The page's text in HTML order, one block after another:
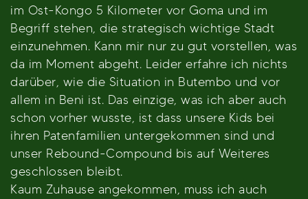
im Ost-Kongo 5 Kilometer vor Goma und im
Begriff stehen, die strategisch wichtige Stadt
einzunehmen. Kann mir nur zu gut vorstellen, was
da im Moment abgeht. Leider erfahre ich nichts
darüber, wie die Situation in Butembo und vor
allem in Beni ist. Das einzige, was ich aber auch
schon vorher wusste, ist dass unsere Kids bei
ihren Patenfamilien untergekommen sind und
unser Rebound-Compound bis auf Weiteres
geschlossen bleibt.
Kaum Zuhause angekommen, muss ich auch